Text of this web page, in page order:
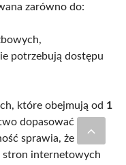
zarówno do:
potrzebują dostępu
które obejmują od 1
dopasować opcję
sprawia, że
stron internetowych